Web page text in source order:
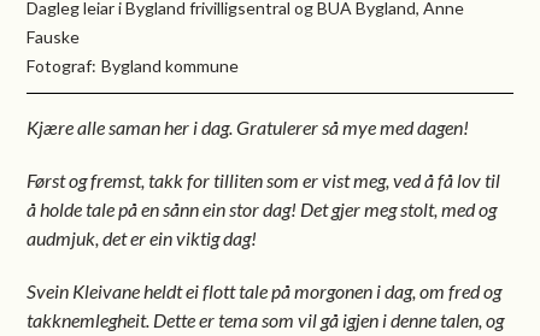
Dagleg leiar i Bygland frivilligsentral og BUA Bygland, Anne
Fauske
Bygland kommune
Kjære alle saman her i dag. Gratulerer så mye med dagen!
Først og fremst, takk for tilliten som er vist meg, ved å få lov til
å holde tale på en sånn ein stor dag! Det gjer meg stolt, med og
audmjuk, det er ein viktig dag!
Svein Kleivane heldt ei flott tale på morgonen i dag, om fred og
takknemlegheit. Dette er tema som vil gå igjen i denne talen, og